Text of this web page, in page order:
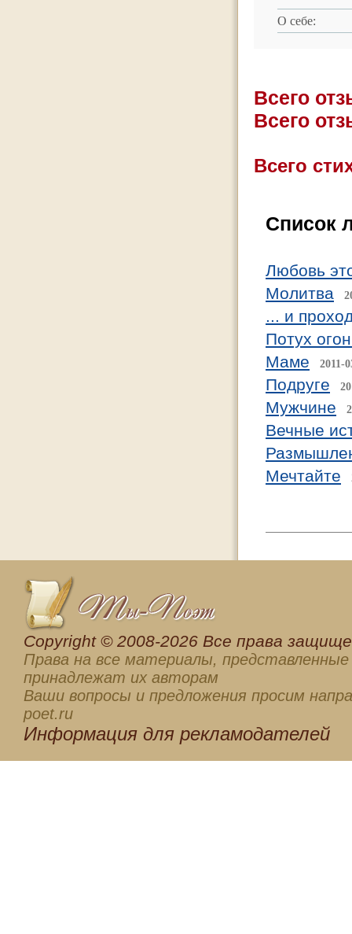
О себе:
Всего
Всего
Всего
Список
Любовь
Молитва
... и
Потух
Маме
2011-
Подруге
Мужчине
Вечные
Мечтайте
Сopyright © 2008-2026 Все права
Права на все материалы, представленные
принадлежат их авторам
Ваши вопросы и предложения просим
poet.ru
Информация для рекламодателей